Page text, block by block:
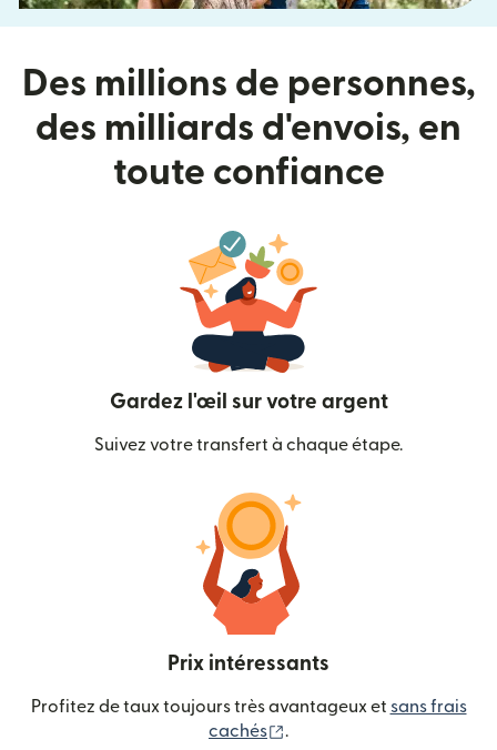
Des millions de personnes,
des milliards d'envois, en
toute confiance
Gardez l'œil sur votre argent
Suivez votre transfert à chaque étape.
Prix intéressants
Profitez de taux toujours très avantageux et sans frais
cachés
.